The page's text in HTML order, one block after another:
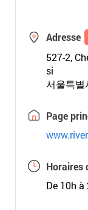
Adresse
527-2,
si
서울특별
Page
Horaires
De 10h à